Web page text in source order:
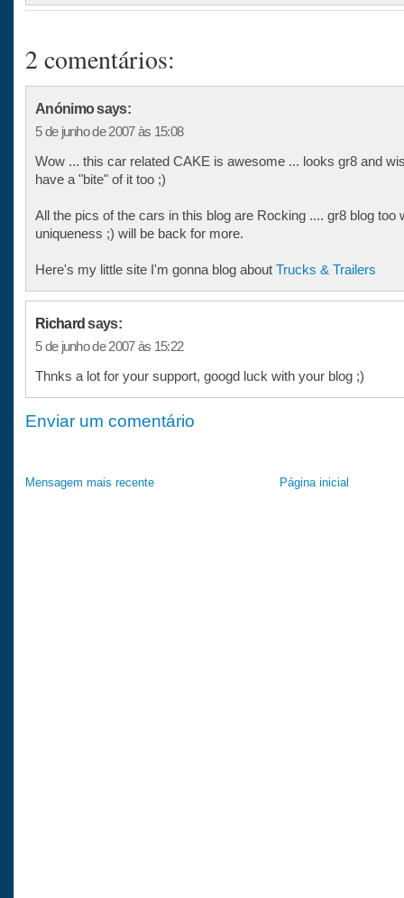
2 comentários:
Anónimo says:
5 de junho de 2007 às 15:08
Wow ... this car related CAKE is awesome ... looks gr8 and
have a "bite" of it too ;)
All the pics of the cars in this blog are Rocking .... gr8 blog too
uniqueness ;) will be back for more.
Here's my little site I'm gonna blog about Trucks & Trailers
Richardsays:
5 de junho de 2007 às 15:22
Thnks a lot for your support, googd luck with your blog ;)
Enviar um comentário
Mensagem mais recente Página inicial